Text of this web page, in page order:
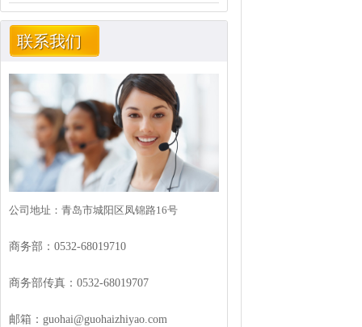
联系我们
公司地址：青岛市城阳区凤锦路16号
商务部：0532-68019710
商务部传真：0532-68019707
邮箱：guohai@guohaizhiyao.com